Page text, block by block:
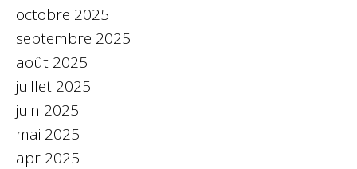
octobre 2025
septembre 2025
août 2025
juillet 2025
juin 2025
mai 2025
apr 2025